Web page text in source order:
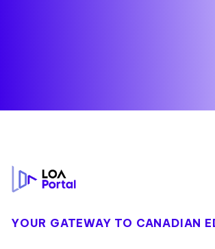
YOUR GATEWAY TO CANADIAN